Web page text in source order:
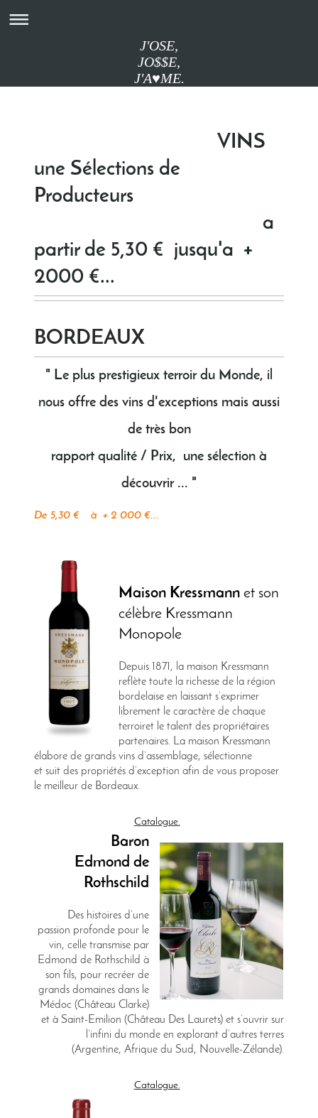
J'OSE,
JO$$E,
J'A♥ME.
VINS
une Sélections de
Producteurs
a
partir de 5,30 € jusqu'a +
2000 €...
BORDEAUX
" Le plus prestigieux terroir du Monde, il
nous offre des vins d'exceptions mais aussi
de très bon
rapport qualité / Prix, une sélection à
découvrir ... "
De 5,30 € à + 2 000 €...
Maison Kressmann et son
célèbre Kressmann
Monopole
Depuis 1871, la maison Kressmann
reflète toute la richesse de la région
bordelaise en laissant s’exprimer
librement le caractère de chaque
terroiret le talent des propriétaires
partenaires. La maison Kressmann
élabore de grands vins d’assemblage, sélectionne
et suit des propriétés d’exception afin de vous proposer
le meilleur de Bordeaux.
Catalogue.
Baron
Edmond de
Rothschild
Des histoires d’une
passion profonde pour le
vin, celle transmise par
Edmond de Rothschild à
son fils, pour recréer de
grands domaines dans le
Médoc (Château Clarke)
et à Saint-Emilion (Château Des Laurets) et s’ouvrir sur
l’infini du monde en explorant d’autres terres
(Argentine, Afrique du Sud, Nouvelle-Zélande).
Catalogue.